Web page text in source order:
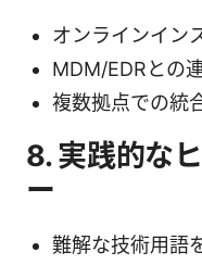
オンラインイン
MDM/EDRとの
複数拠点での統
8. 実践的な
ー
難解な技術用語